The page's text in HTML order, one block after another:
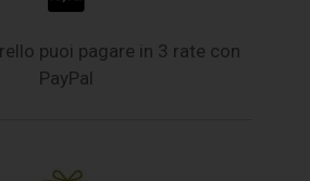
puoi pagare in 3 rate con
PayPal